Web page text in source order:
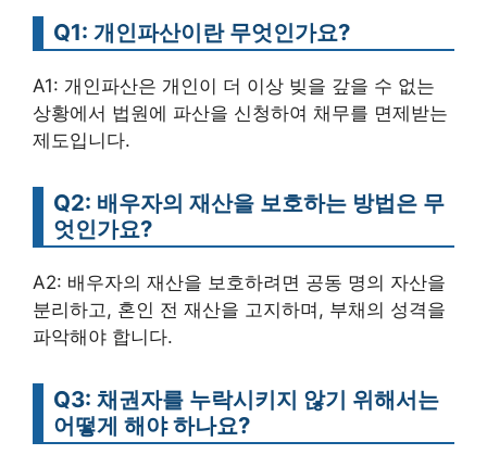
Q1: 개인파산이란 무엇인가요?
A1: 개인파산은 개인이 더 이상 빚을 갚을 수 없는
상황에서 법원에 파산을 신청하여 채무를 면제받는
제도입니다.
Q2: 배우자의 재산을 보호하는 방법은 무
엇인가요?
A2: 배우자의 재산을 보호하려면 공동 명의 자산을
분리하고, 혼인 전 재산을 고지하며, 부채의 성격을
파악해야 합니다.
Q3: 채권자를 누락시키지 않기 위해서는
어떻게 해야 하나요?